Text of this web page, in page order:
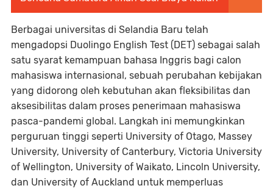
Berbagai universitas di Selandia Baru telah
mengadopsi Duolingo English Test (DET) sebagai salah
satu syarat kemampuan bahasa Inggris bagi calon
mahasiswa internasional, sebuah perubahan kebijakan
yang didorong oleh kebutuhan akan fleksibilitas dan
aksesibilitas dalam proses penerimaan mahasiswa
pasca-pandemi global. Langkah ini memungkinkan
perguruan tinggi seperti University of Otago, Massey
University, University of Canterbury, Victoria University
of Wellington, University of Waikato, Lincoln University,
dan University of Auckland untuk memperluas